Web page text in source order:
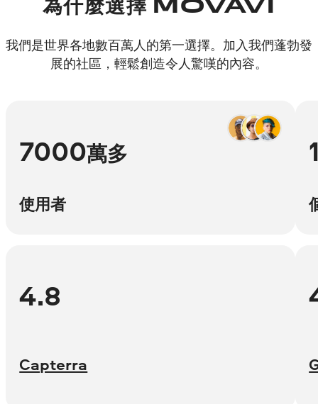
為什麼選擇 MOVAVI
我們是世界各地數百萬人的第一選擇。加入我們蓬勃發
展的社區，輕鬆創造令人驚嘆的內容。
7000萬多
使用者
4.8
Capterra